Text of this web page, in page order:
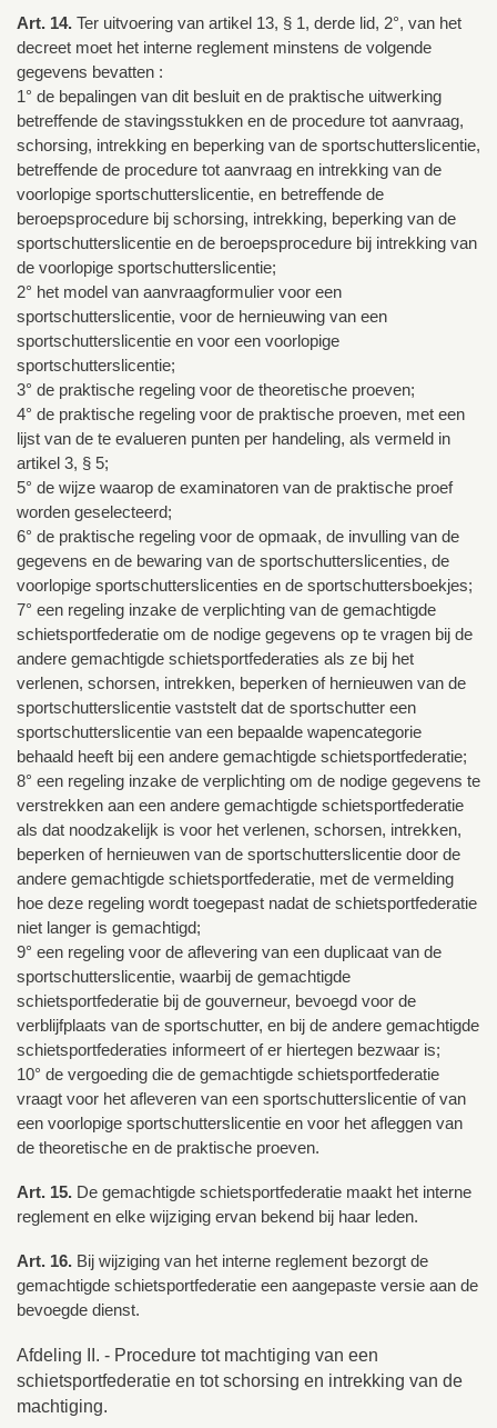
Art. 14. Ter uitvoering van artikel 13, § 1, derde lid, 2°, van het
decreet moet het interne reglement minstens de volgende
gegevens bevatten :
1° de bepalingen van dit besluit en de praktische uitwerking
betreffende de stavingsstukken en de procedure tot aanvraag,
schorsing, intrekking en beperking van de sportschutterslicentie,
betreffende de procedure tot aanvraag en intrekking van de
voorlopige sportschutterslicentie, en betreffende de
beroepsprocedure bij schorsing, intrekking, beperking van de
sportschutterslicentie en de beroepsprocedure bij intrekking van
de voorlopige sportschutterslicentie;
2° het model van aanvraagformulier voor een
sportschutterslicentie, voor de hernieuwing van een
sportschutterslicentie en voor een voorlopige
sportschutterslicentie;
3° de praktische regeling voor de theoretische proeven;
4° de praktische regeling voor de praktische proeven, met een
lijst van de te evalueren punten per handeling, als vermeld in
artikel 3, § 5;
5° de wijze waarop de examinatoren van de praktische proef
worden geselecteerd;
6° de praktische regeling voor de opmaak, de invulling van de
gegevens en de bewaring van de sportschutterslicenties, de
voorlopige sportschutterslicenties en de sportschuttersboekjes;
7° een regeling inzake de verplichting van de gemachtigde
schietsportfederatie om de nodige gegevens op te vragen bij de
andere gemachtigde schietsportfederaties als ze bij het
verlenen, schorsen, intrekken, beperken of hernieuwen van de
sportschutterslicentie vaststelt dat de sportschutter een
sportschutterslicentie van een bepaalde wapencategorie
behaald heeft bij een andere gemachtigde schietsportfederatie;
8° een regeling inzake de verplichting om de nodige gegevens te
verstrekken aan een andere gemachtigde schietsportfederatie
als dat noodzakelijk is voor het verlenen, schorsen, intrekken,
beperken of hernieuwen van de sportschutterslicentie door de
andere gemachtigde schietsportfederatie, met de vermelding
hoe deze regeling wordt toegepast nadat de schietsportfederatie
niet langer is gemachtigd;
9° een regeling voor de aflevering van een duplicaat van de
sportschutterslicentie, waarbij de gemachtigde
schietsportfederatie bij de gouverneur, bevoegd voor de
verblijfplaats van de sportschutter, en bij de andere gemachtigde
schietsportfederaties informeert of er hiertegen bezwaar is;
10° de vergoeding die de gemachtigde schietsportfederatie
vraagt voor het afleveren van een sportschutterslicentie of van
een voorlopige sportschutterslicentie en voor het afleggen van
de theoretische en de praktische proeven.
Art. 15. De gemachtigde schietsportfederatie maakt het interne
reglement en elke wijziging ervan bekend bij haar leden.
Art. 16. Bij wijziging van het interne reglement bezorgt de
gemachtigde schietsportfederatie een aangepaste versie aan de
bevoegde dienst.
Afdeling II. - Procedure tot machtiging van een
schietsportfederatie en tot schorsing en intrekking van de
machtiging.